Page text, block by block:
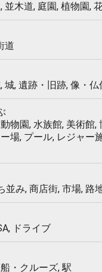
並木道, 庭園, 植物園,
道
城, 遺跡・旧跡, 像・
物園, 水族館, 美術館,
場, プール, レジャー
並み, 商店街, 市場, 路
ドライブ
・クルーズ, 駅